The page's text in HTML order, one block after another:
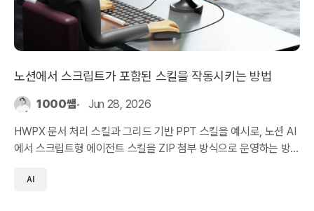
노션에서 스크립트가 포함된 스킬을 작동시키는 방법
1000쌤 Jun 28, 2026
HWPX 문서 처리 스킬과 그리드 기반 PPT 스킬을 예시로, 노션 AI
에서 스크립트형 에이전트 스킬을 ZIP 첨부 방식으로 운영하는 방
AI